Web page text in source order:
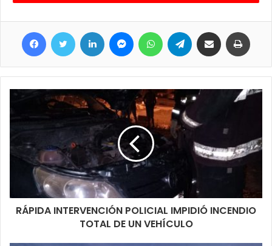
RÁPIDA INTERVENCIÓN POLICIAL IMPIDIÓ INCENDIO
TOTAL DE UN VEHÍCULO